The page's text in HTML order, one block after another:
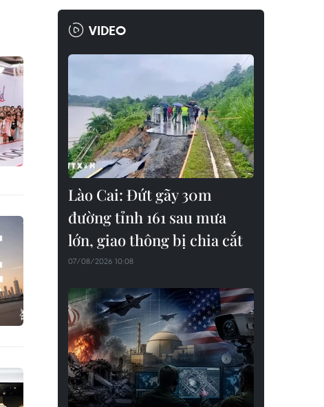
VIDEO
Lào Cai: Đứt gãy 30m
đường tỉnh 161 sau mưa
lớn, giao thông bị chia cắt
07/08/2026 10:08